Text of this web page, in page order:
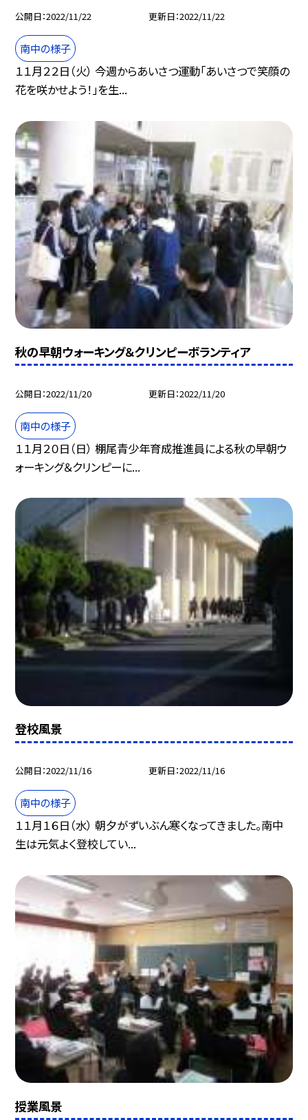
公開日 2022/11/22 更新日 2022/11/22
南中の様子
１１月２２日（火） 今週からあいさつ運動「あいさつで笑顔の
花を咲かせよう！」を生...
秋の早朝ウォーキング＆クリンピーボランティア
公開日 2022/11/20 更新日 2022/11/20
南中の様子
１１月２０日（日） 棚尾青少年育成推進員による秋の早朝ウ
ォーキング＆クリンピーに...
登校風景
公開日 2022/11/16 更新日 2022/11/16
南中の様子
１１月１６日（水） 朝夕がずいぶん寒くなってきました。南中
生は元気よく登校してい...
授業風景